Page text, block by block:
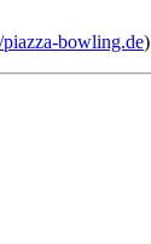
piazza-bowling.de)